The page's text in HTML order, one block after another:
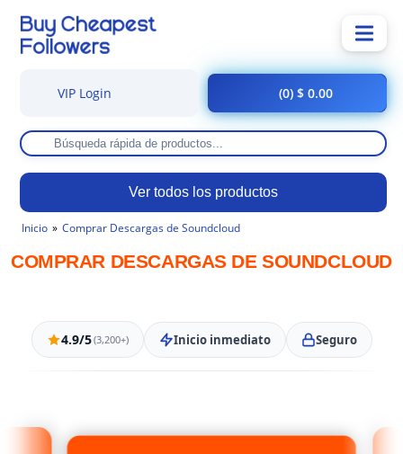
Ver todos los productos
VIP Login (0) $ 0.00
Inicio Comprar Descargas de Soundcloud
COMPRAR DESCARGAS DE SOUNDCLOUD
4.9/5(3,200+) Inicio inmediato Seguro